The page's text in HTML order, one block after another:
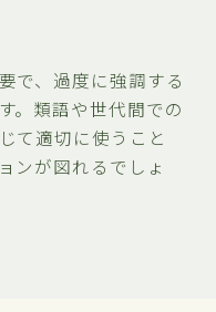
で、過度に強調する
。類語や世代間での
て適切に使うこと
ンが図れるでしょ